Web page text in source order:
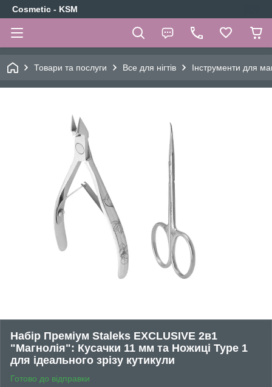
Cosmetic - KSM
Товари та послуги Все для нігтів Інструменти для
Набір Преміум Staleks EXCLUSIVE 2в1
"Магнолія": Кусачки 11 мм та Ножиці Type 1
для ідеального зрізу кутикули
Готово до відправки